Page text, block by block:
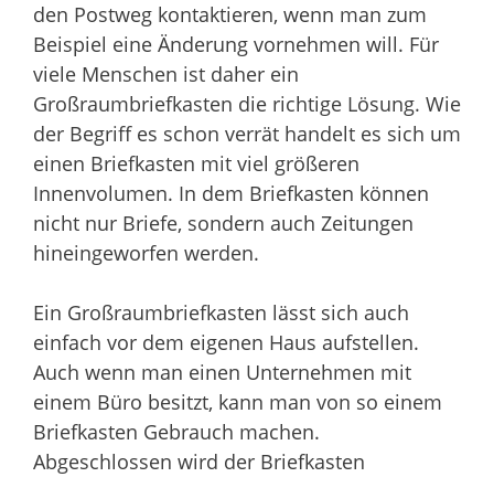
den Postweg kontaktieren, wenn man zum
Beispiel eine Änderung vornehmen will. Für
viele Menschen ist daher ein
Großraumbriefkasten die richtige Lösung. Wie
der Begriff es schon verrät handelt es sich um
einen Briefkasten mit viel größeren
Innenvolumen. In dem Briefkasten können
nicht nur Briefe, sondern auch Zeitungen
hineingeworfen werden.
Ein Großraumbriefkasten lässt sich auch
einfach vor dem eigenen Haus aufstellen.
Auch wenn man einen Unternehmen mit
einem Büro besitzt, kann man von so einem
Briefkasten Gebrauch machen.
Abgeschlossen wird der Briefkasten